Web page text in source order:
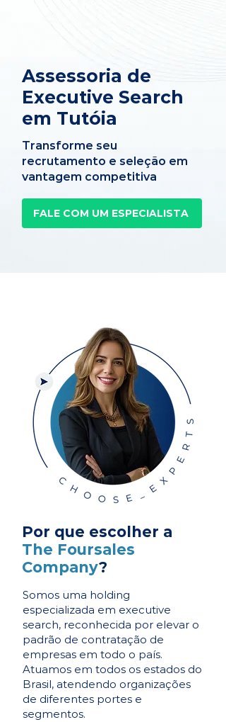
Assessoria de
Executive Search
em Tutóia
Transforme seu
recrutamento e seleção em
vantagem competitiva
FALE COM UM ESPECIALISTA
Por que escolher a
The Foursales
Company?
Somos uma holding
especializada em executive
search, reconhecida por elevar o
padrão de contratação de
empresas em todo o país.
Atuamos em todos os estados do
Brasil, atendendo organizações
de diferentes portes e
segmentos.